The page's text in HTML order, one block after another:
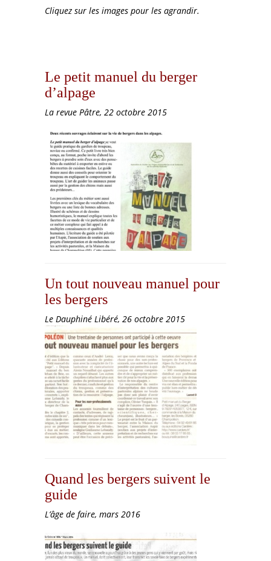
Cliquez sur les images pour les agrandir.
Le petit manuel du berger
d’alpage
La revue Pâtre, 22 octobre 2015
Un tout nouveau manuel pour
les bergers
Le Dauphiné Libéré, 26 octobre 2015
Quand les bergers suivent le
guide
L’âge de faire, mars 2016